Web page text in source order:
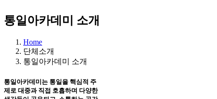
통일아카데미 소개
Home
단체소개
통일아카데미 소개
통일아카데미 는 통일을 핵심적 주
제로 대중과 직접 호흡하며 다양한